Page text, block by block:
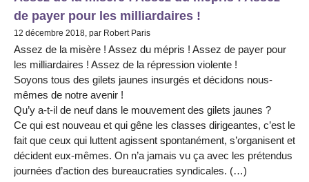
de payer pour les milliardaires !
12 décembre 2018, par Robert Paris
Assez de la misère ! Assez du mépris ! Assez de payer pour
les milliardaires ! Assez de la répression violente !
Soyons tous des gilets jaunes insurgés et décidons nous-
mêmes de notre avenir !
Qu’y a-t-il de neuf dans le mouvement des gilets jaunes ?
Ce qui est nouveau et qui gêne les classes dirigeantes, c’est le
fait que ceux qui luttent agissent spontanément, s’organisent et
décident eux-mêmes. On n’a jamais vu ça avec les prétendus
journées d’action des bureaucraties syndicales. (…)